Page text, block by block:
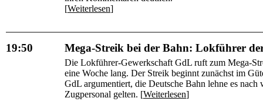
[Weiterlesen]
19:50 Mega-Streik bei der Bahn: Lokführer
Die Lokführer-Gewerkschaft GdL ruft zum Mega-
eine Woche lang. Der Streik beginnt zunächst im
GdL argumentiert, die Deutsche Bahn lehne es
Zugpersonal gelten. [Weiterlesen]